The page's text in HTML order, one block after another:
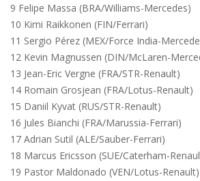
9 Felipe Massa (BRA/Williams-Mercedes)
10 Kimi Raikkonen (FIN/Ferrari)
11 Sergio Pérez (MEX/Force India-
12 Kevin Magnussen (DIN/McLaren-
13 Jean-Eric Vergne (FRA/STR-Renault)
14 Romain Grosjean (FRA/Lotus-Renault)
15 Daniil Kyvat (RUS/STR-Renault)
16 Jules Bianchi (FRA/Marussia-Ferrari)
17 Adrian Sutil (ALE/Sauber-Ferrari)
18 Marcus Ericsson (SUE/Caterham-
19 Pastor Maldonado (VEN/Lotus-Renault)